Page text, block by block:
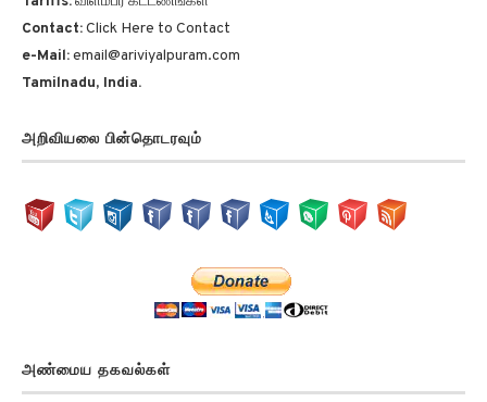
Contact:Click Here to Contact
e-Mail:email@ariviyalpuram.com
Tamilnadu, India.
அறிவியலை பின்தொடரவும்
அண்மைய தகவல்கள்